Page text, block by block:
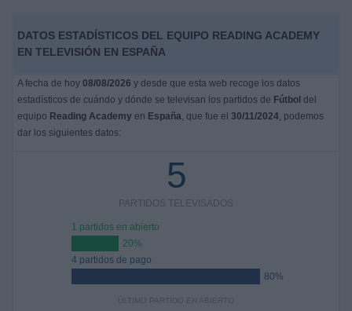
DATOS ESTADÍSTICOS DEL EQUIPO READING ACADEMY
EN TELEVISIÓN EN ESPAÑA
A fecha de hoy 08/08/2026 y desde que esta web recoge los datos
estadísticos de cuándo y dónde se televisan los partidos de Fútbol del
equipo Reading Academy en España, que fue el 30/11/2024, podemos
dar los siguientes datos:
5
PARTIDOS TELEVISADOS
1 partidos en abierto
20%
4 partidos de pago
80%
ÚLTIMO PARTIDO EN ABIERTO